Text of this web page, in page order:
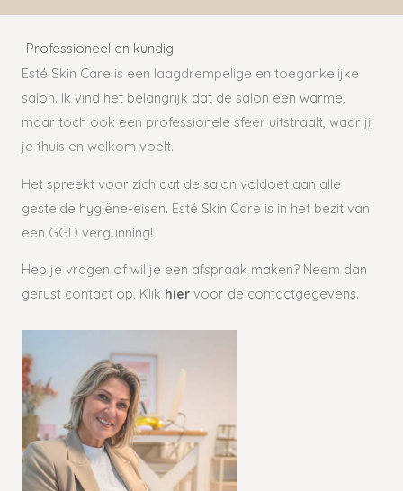
Professioneel en kundig
Esté Skin Care is een laagdrempelige en toegankelijke
salon. Ik vind het belangrijk dat de salon een warme,
maar toch ook een professionele sfeer uitstraalt, waar jij
je thuis en welkom voelt.
Het spreekt voor zich dat de salon voldoet aan alle
gestelde hygiëne-eisen. Esté Skin Care is in het bezit van
een GGD vergunning!
Heb je vragen of wil je een afspraak maken? Neem dan
gerust contact op. Klik hier voor de contactgegevens.